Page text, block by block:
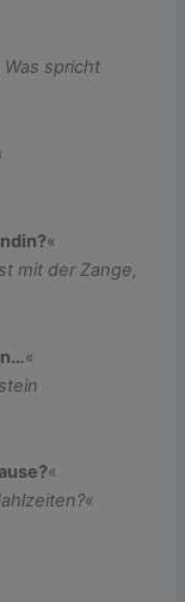
spricht
«
mit der Zange,
«
«
«